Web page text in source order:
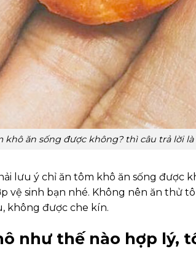
khô ăn sống được không? thì câu trả lời
lưu ý chỉ ăn tôm khô ăn sống được
vệ sinh bạn nhé. Không nên ăn thử
không được che kín.
như thế nào hợp lý,